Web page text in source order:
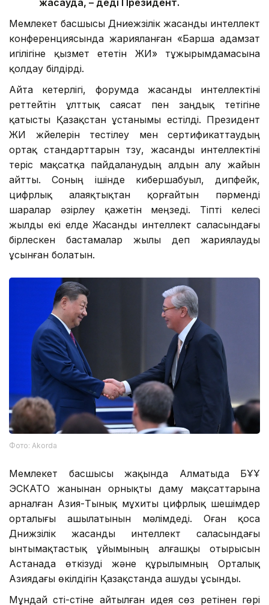
Мемлекет басшысы Дүниежүзілік жасанды интеллект
конференциясында жарияланған «Барша адамзат
игілігіне қызмет ететін ЖИ» тұжырымдамасына
қолдау білдірді.
Айта кетерлігі, форумда жасанды интеллектіні
реттейтін ұлттық саясат пен заңдық тетігіне
қатысты Қазақстан ұстанымы естілді. Президент
ЖИ жүйелерін тестілеу мен сертификаттаудың
ортақ стандарттарын түзу, жасанды интеллектіні
теріс мақсатқа пайдаланудың алдын алу жайын
айтты. Соның ішінде кибершабуыл, дипфейк,
цифрлық алаяқтықтан қорғайтын пәрменді
шаралар әзірлеу қажетін меңзеді. Тіпті келесі
жылды екі елде Жасанды интеллект саласындағы
бірлескен бастамалар жылы деп жариялауды
ұсынған болатын.
Фото: Аkorda
Мемлекет басшысы жақында Алматыда БҰҰ
ЭСКАТО жанынан орнықты даму мақсаттарына
арналған Азия-Тынық мұхиты цифрлық шешімдер
орталығы ашылатынын мәлімдеді. Оған қоса
Дүнижүзілік жасанды интеллект саласындағы
ынтымақтастық ұйымының алғашқы отырысын
Астанада өткізуді және құрылымның Орталық
Азиядағы өкілдігін Қазақстанда ашуды ұсынды.
Мұндай үсті-үстіне айтылған идея сөз ретінен гөрі